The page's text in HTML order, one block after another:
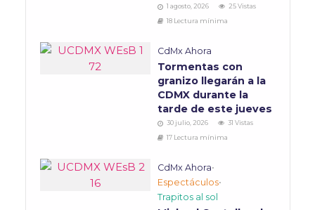
1 agosto, 2026
25 Vistas
18 Lectura mínima
CdMx Ahora
Tormentas con
granizo llegarán a la
CDMX durante la
tarde de este jueves
30 julio, 2026
31 Vistas
17 Lectura mínima
CdMx Ahora•
Espectáculos•
Trapitos al sol